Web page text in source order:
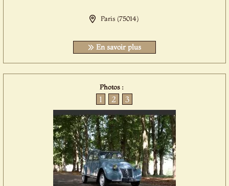
Paris (75014)
En savoir plus
Photos :
1 2 3